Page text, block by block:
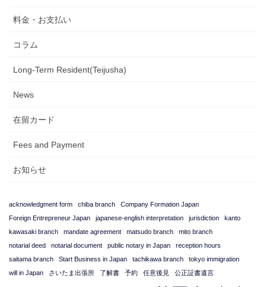
料金・お支払い
コラム
Long-Term Resident(Teijusha)
News
在留カード
Fees and Payment
お知らせ
acknowledgment form chiba branch
Company Formation Japan
Foreign Entrepreneur Japan
japanese-english interpretation jurisdiction
kanto
kawasaki branch
mandate agreement matsudo branch
mito branch
notarial deed
notarial document public notary in Japan
reception hours
saitama branch
Start Business in Japan tachikawa branch
tokyo immigration
will in Japan
さいたま出張所 了解書 予約 任意後見 公正証書遺言